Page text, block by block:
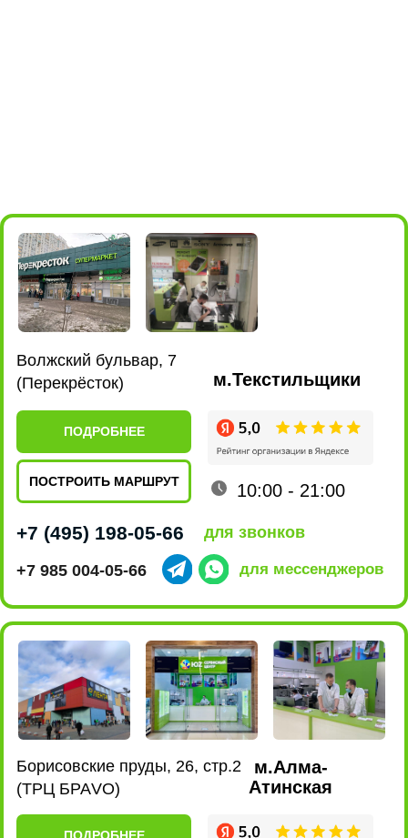
Ленинский проспект, 101
ПОДРОБНЕЕ
ПОСТРОИТЬ МАРШРУТ
ул. Люблинская, 169 к2
(ТРЦ МариЭль)
ПОДРОБНЕЕ
м.Марьино
ПОСТРОИТЬ МАРШРУТ
10:00 - 22:00
10:00 - 22:00
+7 915 161-19-85
+7 (495) 198-07-76
для мессенджеров
для звонков
+7 980 435-47-17 для мессенджеров